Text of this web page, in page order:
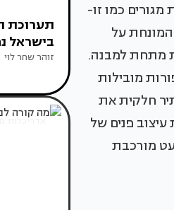
כמו זו-
על
מתחת למבנה.
מובילות
חלקית את
פנים של
מורכבת
תערוכת
בישראל
זוהר שחר לוי
אדריכלות